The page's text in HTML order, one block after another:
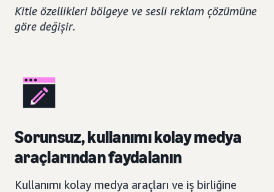
Kitle özellikleri bölgeye ve sesli reklam çözümüne
göre değişir.
Sorunsuz, kullanımı kolay medya
araçlarından faydalanın
Kullanımı kolay medya araçları ve iş birliğine